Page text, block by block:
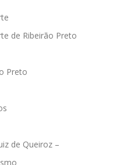
de Ribeirão Preto
Preto
de Queiroz –